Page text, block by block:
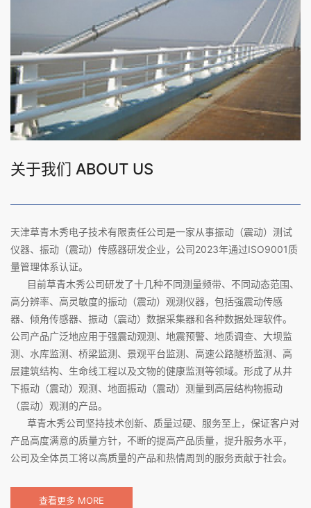
关于我们 ABOUT US
天津草青木秀电子技术有限责任公司是一家从事振动（震动）测试
仪器、振动（震动）传感器研发企业，公司2023年通过ISO9001质
量管理体系认证。
目前草青木秀公司研发了十几种不同测量频带、不同动态范围、
高分辨率、高灵敏度的振动（震动）观测仪器，包括强震动传感
器、倾角传感器、振动（震动）数据采集器和各种数据处理软件。
公司产品广泛地应用于强震动观测、地震预警、地质调查、大坝监
测、水库监测、桥梁监测、景观平台监测、高速公路隧桥监测、高
层建筑结构、生命线工程以及文物的健康监测等领域。形成了从井
下振动（震动）观测、地面振动（震动）测量到高层结构物振动
（震动）观测的产品。
草青木秀公司坚持技术创新、质量过硬、服务至上，保证客户对
产品高度满意的质量方针，不断的提高产品质量，提升服务水平，
公司及全体员工将以高质量的产品和热情周到的服务贡献于社会。
查看更多 MORE